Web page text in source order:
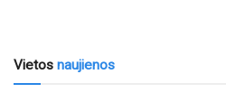
Vietos naujienos